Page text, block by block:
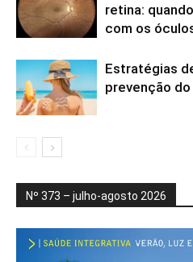
retina:
com os
Estratégias
prevenção
Nº 373 – julho-agosto 2026